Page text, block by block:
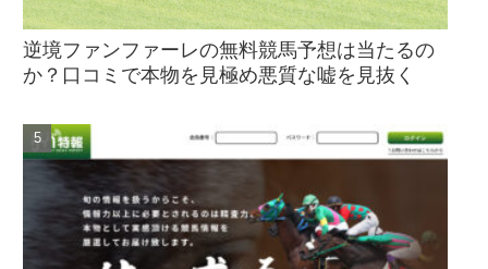
逆境ファンファーレの無料競馬予想は当たるの
か？口コミで本物を見極め悪質な嘘を見抜く